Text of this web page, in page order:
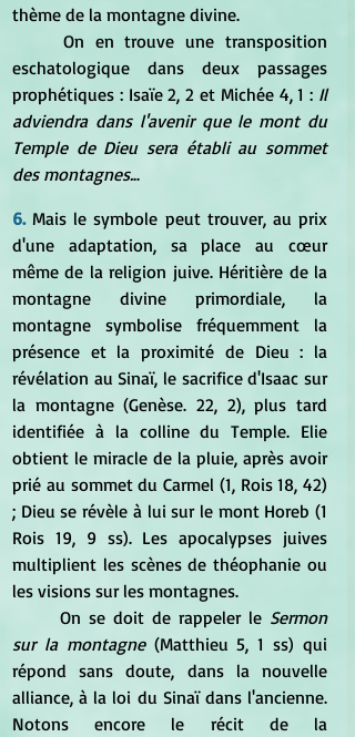
thème de la montagne divine.
eschatologique dans deux passages
prophétiques : Isaïe 2, 2 et Michée 4, 1 : Il
adviendra dans l'avenir que le mont du
Temple de Dieu sera établi au sommet
des montagnes...
6. Mais le symbole peut trouver, au prix
d'une adaptation, sa place au cœur
même de la religion juive. Héritière de la
montagne divine primordiale, la
montagne symbolise fréquemment la
présence et la proximité de Dieu : la
révélation au Sinaï, le sacrifice d'Isaac sur
la montagne (Genèse. 22, 2), plus tard
identifiée à la colline du Temple. Elie
obtient le miracle de la pluie, après avoir
prié au sommet du Carmel (1, Rois 18, 42)
; Dieu se révèle à lui sur le mont Horeb (1
Rois 19, 9 ss). Les apocalypses juives
multiplient les scènes de théophanie ou
les visions sur les montagnes.
	On se doit de rappeler le
Sermon
sur la montagne (Matthieu 5, 1 ss) qui
répond sans doute, dans la nouvelle
alliance, à la loi du Sinaï dans l'ancienne.
Notons encore le récit de la